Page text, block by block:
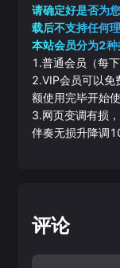
请确定好是否为
载后不支持任何
本站会员分为2
1.普通会员（每
2.VIP会员可以免
额使用完毕开始
3.网页变调有损
伴奏无损升降调
评论